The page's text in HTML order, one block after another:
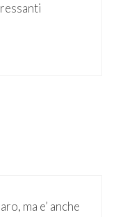
ma e’ anche